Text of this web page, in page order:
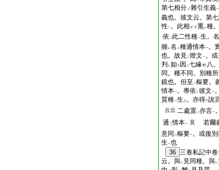
第七相分ノ雜引生義一
義也。彼文云。第
性一。此相 イイ熏レ種
依 二 此二性種一生。名
雖レ名 二種通情本一。
也。故見二燈文一。
判
レ如下 因 二七緣
八
同。種不同。別種
鏡也。但至 二樞要。
情本一。專依 二彼文一
質種一生 上 。亦得下說
云云 二處置二亦言一
通 二情本一 見
若爾
意同 二樞要一。或復
生一也
36 三卷私記中
云。與レ 見同種。與レ